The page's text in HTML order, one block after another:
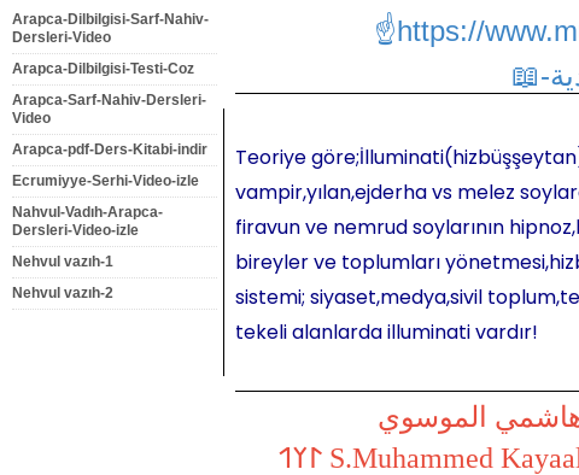
☝https://
Teoriye
vampir,yılan,ejderha vs melez
firavun ve nemrud soylarının
bireyler ve toplumları
sistemi; siyaset,medya,sivil
tekeli alanlarda illuminati vardır!
هاشمي الموسوي
Arapca-Dilbilgisi-Sarf-Nahiv-
Dersleri-Video
Arapca-Dilbilgisi-Testi-Coz
Arapca-Sarf-Nahiv-Dersleri-
Video
Arapca-pdf-Ders-Kitabi-indir
Ecrumiyye-Serhi-Video-izle
Nahvul-Vadıh-Arapca-
Dersleri-Video-izle
Nehvul vazıh-1
Nehvul vazıh-2